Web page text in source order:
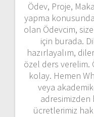
Ödev, Proje,
yapma
olan Ödevcim,
için burada.
hazırlayalım,
özel ders verelim.
kolay. Hemen
veya
adresimizden
ücretlerimiz